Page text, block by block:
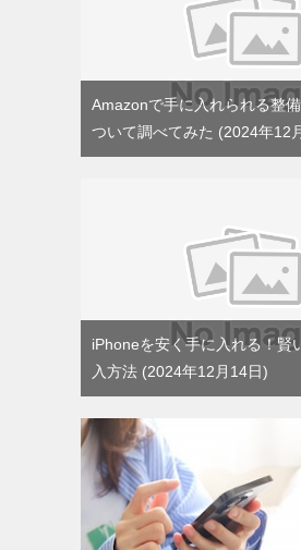
Amazonで手に入れられる整
ついて調べてみた
2024年12
iPhoneを安く手に入れる！賢
入方法
2024年12月14日